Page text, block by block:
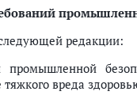
редакции:
вреда